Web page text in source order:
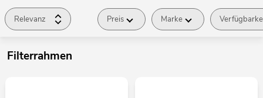
Relevanz Preis Marke
Filterrahmen